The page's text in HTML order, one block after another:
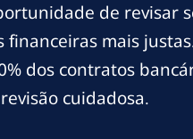
de revisar
financeiras mais
dos contratos
cuidadosa.